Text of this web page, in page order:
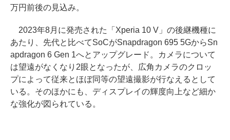
万円前後の見込み。
2023年8月に発売された「Xperia 10 V」の後継機種に
あたり、先代と比べてSoCがSnapdragon 695 5GからSn
apdragon 6 Gen 1へとアップグレード。カメラについて
は望遠がなくなり2眼となったが、広角カメラのクロッ
プによって従来とほぼ同等の望遠撮影が行なえるとして
いる。そのほかにも、ディスプレイの輝度向上など細か
な強化が図られている。